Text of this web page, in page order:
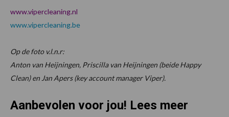
www.vipercleaning.nl
www.vipercleaning.be
Op de foto v.l.n.r:
Anton van Heijningen, Priscilla van Heijningen (beide Happy
Clean) en Jan Apers (key account manager Viper).
Aanbevolen voor jou! Lees meer